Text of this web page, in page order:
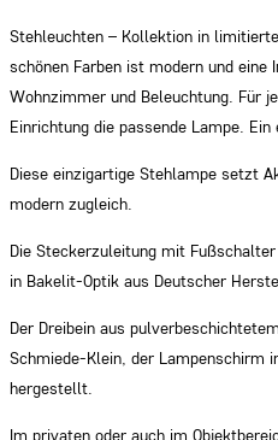
Stehleuchten – Kollektion in
schönen Farben ist modern und eine
Wohnzimmer und Beleuchtung. Für
Einrichtung die passende Lampe.
Diese einzigartige Stehlampe setzt
modern zugleich.
Die Steckerzuleitung mit
in Bakelit-Optik aus Deutscher
Der Dreibein aus
Schmiede-Klein, der Lampenschirm
hergestellt.
Im privaten oder auch im